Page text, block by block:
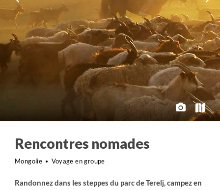
Rencontres nomades
Mongolie Voyage en groupe
Randonnez dans les steppes du parc de Terelj, campez en